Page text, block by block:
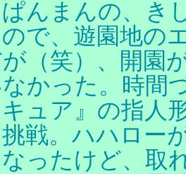
ぱんまんの、き
で、遊園地の
（笑）、開園
かった。時間
キュア』の指人
戦。ハハロー
ったけど、取